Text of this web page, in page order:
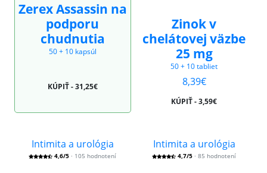
Zerex Assassin na
podporu
chudnutia
50 + 10 kapsúl
KÚPIŤ - 31,25€
Zinok v
chelátovej väzbe
25 mg
50 + 10 tabliet
8,39€
KÚPIŤ - 3,59€
Intimita a urológia
4,6/5 · 105 hodnotení
Intimita a urológia
4,7/5 · 85 hodnotení